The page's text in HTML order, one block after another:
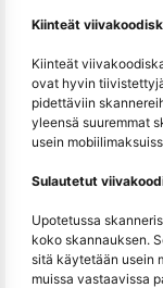
Kiinteät
Kiinteät
ovat hyvin
pidettäviin
yleensä suuremmat
usein
Sulautetut
Upotetussa
koko skannauksen.
sitä käytetään usein
muissa vastaavissa